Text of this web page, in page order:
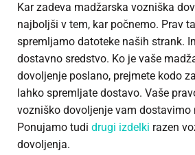
Kar zadeva madžarska vozniška
najboljši v tem, kar počnemo. Prav
spremljamo datoteke naših strank.
dostavno sredstvo. Ko je vaše
dovoljenje poslano, prejmete kodo
lahko spremljate dostavo. Vaše
vozniško dovoljenje vam dostavimo
Ponujamo tudi drugi izdelki razen
dovoljenja.